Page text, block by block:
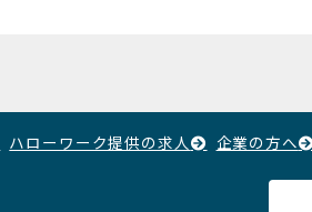
ハローワーク提供の求人 企業の方へ